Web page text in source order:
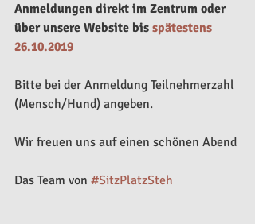
Anmeldungen direkt im Zentrum oder
über unsere Website bis spätestens
26.10.2019
Bitte bei der Anmeldung Teilnehmerzahl
(Mensch/Hund) angeben.
Wir freuen uns auf einen schönen Abend
Das Team von #SitzPlatzSteh